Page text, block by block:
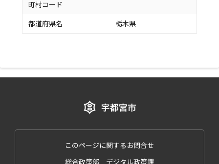
町村コード
都道府県名 栃木県
このページに関するお問合せ
総合政策部 デジタル政策課